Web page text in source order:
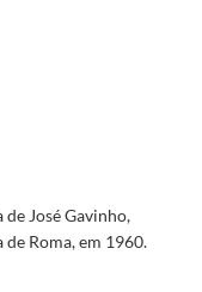
José Gavinho,
Roma, em 1960.